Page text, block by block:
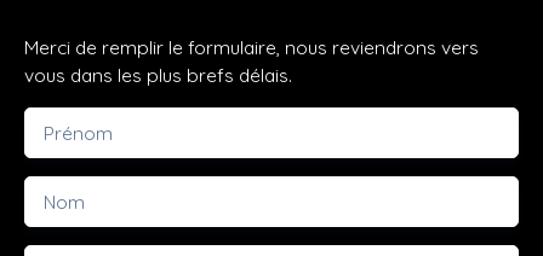
Merci de remplir le formulaire, nous reviendrons vers
vous dans les plus brefs délais.
Prénom
Nom